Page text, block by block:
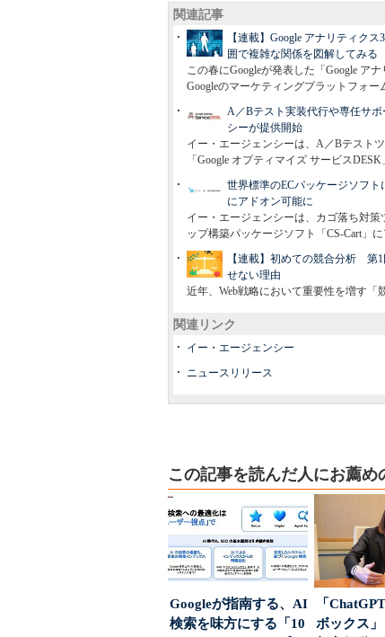
関連記事
【連載】Google アナリティク
囲で複雑な関係を図解してみる
この春にGoogleが発表した「Google ア
Googleのマーケティングプラットフォ
A／Bテスト実装代行や専任サ
シーが提供開始
イー・エージェンシーは、A／Bテスト
「Google オプティマイズ サービス
世界標準のECパッケージソフト
にアドオン可能に
イー・エージェンシーは、カゴ落ち対
ップ構築パッケージソフト「CS-Cart」
【連載】初めての競合分析 第
せない理由
近年、Web戦略において重要性を増す「
関連リンク
イー・エージェンシー
ニュースリリース
この記事を読んだ人にお薦め
Googleが指南する、AI
検索を味方にする「10
「
ボックス